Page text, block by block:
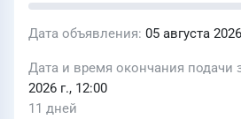
Дата объявления 05 августа
Дата и время окончания подачи
2026 г., 12:00
11 дней